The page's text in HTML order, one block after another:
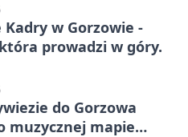
w Gorzowie -
prowadzi w góry.
do Gorzowa
muzycznej mapie